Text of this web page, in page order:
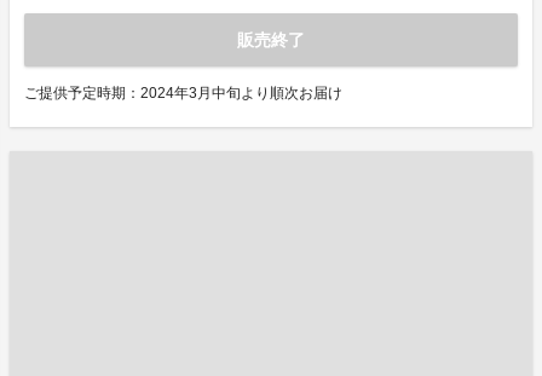
販売終了
ご提供予定時期：2024年3月中旬より順次お届け